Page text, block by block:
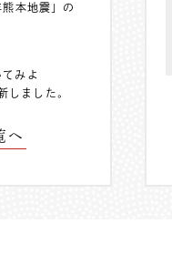
熊本地震」の
みよ
しました。
へ